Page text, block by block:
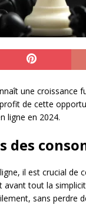
une croissance
de cette
ligne en 2024.
des
il est crucial de
tout la
sans perdre